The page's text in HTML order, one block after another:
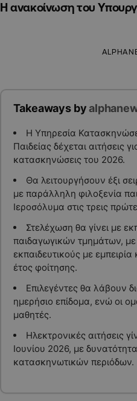
Η ανακοίνωση του
Takeaways by
Η Υπηρεσία
Παιδείας δέχεται αιτήσεις
κατασκηνώσεις του 2026.
Θα λειτουργήσουν έξι
με παράλληλη φιλοξενία
Ιεροσόλυμα στις τρεις
Στελέχωση θα γίνει με
παιδαγωγικών τμημάτων, με
εκπαιδευτικούς με
έτος φοίτησης.
Επιλεγέντες θα λάβουν
ημερήσιο επίδομα, ενώ οι
μαθητές.
Ηλεκτρονικές αιτήσεις
Ιουνίου 2026, με
κατασκηνωτικών περιόδων.